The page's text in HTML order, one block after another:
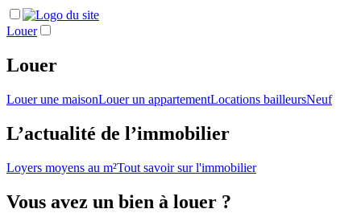
Louer
Louer
Louer une maisonLouer un appartementLocations bailleursNeuf
L’actualité de l’immobilier
Loyers moyens au m²Tout savoir sur l'immobilier
Vous avez un bien à louer ?